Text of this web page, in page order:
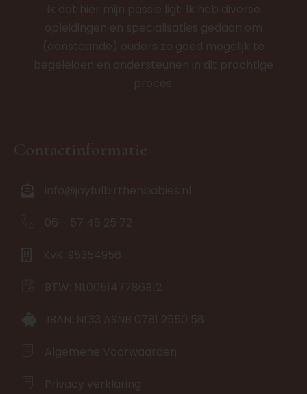
ik dat hier mijn passie ligt. Ik heb diverse
opleidingen en specialisaties gedaan om
(aanstaande) ouders zo goed mogelijk te
begeleiden en ondersteunen in dit prachtige
proces.
Contactinformatie
info@joyfulbirthenbabies.nl
06 - 57 48 25 72
KvK: 95354956
BTW: NL005147786B12
IBAN: NL33 ASNB 0781 2550 58
Algemene Voorwaarden
Privacy verklaring